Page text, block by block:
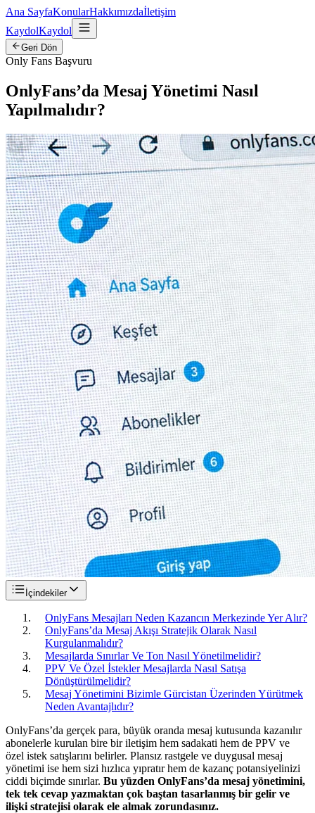
Ana SayfaKonularHakkımızdaİletişim
KaydolKaydol
Geri Dön
Only Fans Başvuru
OnlyFans’da Mesaj Yönetimi Nasıl
Yapılmalıdır?
İçindekiler
OnlyFans Mesajları Neden Kazancın Merkezinde Yer Alır?
OnlyFans’da Mesaj Akışı Stratejik Olarak Nasıl
Kurgulanmalıdır?
Mesajlarda Sınırlar Ve Ton Nasıl Yönetilmelidir?
PPV Ve Özel İstekler Mesajlarda Nasıl Satışa
Dönüştürülmelidir?
Mesaj Yönetimini Bizimle Gürcistan Üzerinden Yürütmek
Neden Avantajlıdır?
OnlyFans’da gerçek para, büyük oranda mesaj kutusunda kazanılır
abonelerle kurulan bire bir iletişim hem sadakati hem de PPV ve
özel istek satışlarını belirler. Plansız rastgele ve duygusal mesaj
yönetimi ise hem sizi hızlıca yıpratır hem de kazanç potansiyelinizi
ciddi biçimde sınırlar. Bu yüzden OnlyFans’da mesaj yönetimini,
tek tek cevap yazmaktan çok baştan tasarlanmış bir gelir ve
ilişki stratejisi olarak ele almak zorundasınız.